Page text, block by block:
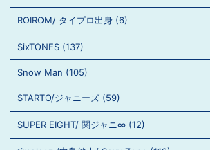
ROIROM/ タイプロ出身 (6)
SixTONES (137)
Snow Man (105)
STARTO/ジャニーズ (59)
SUPER EIGHT/ 関ジャニ∞ (12)